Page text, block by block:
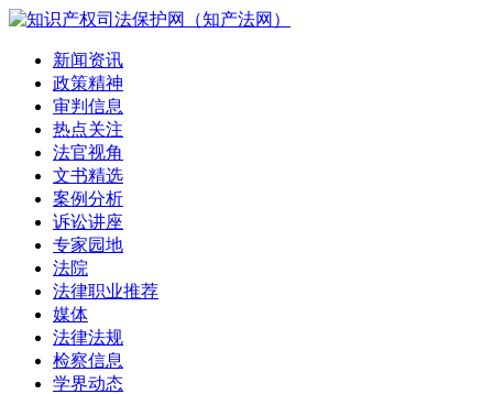
新闻资讯
政策精神
审判信息
热点关注
法官视角
文书精选
案例分析
诉讼讲座
专家园地
法院
法律职业推荐
媒体
法律法规
检察信息
学界动态